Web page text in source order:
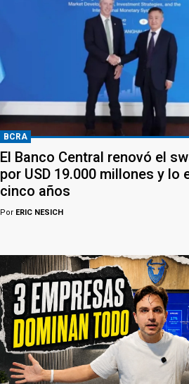
BCRA
El Banco Central renovó el
por USD 19.000 millones y lo
cinco años
Por ERIC NESICH